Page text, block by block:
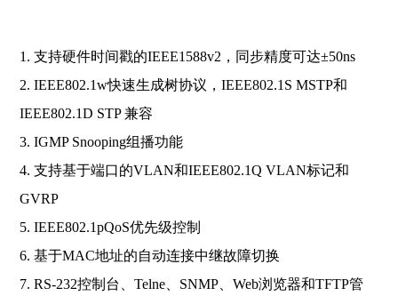
1. 支持硬件时间戳的IEEE1588v2，同步精度可达±50ns
2. IEEE802.1w快速生成树协议，IEEE802.1S MSTP和
IEEE802.1D STP 兼容
3. IGMP Snooping组播功能
4. 支持基于端口的VLAN和IEEE802.1Q VLAN标记和
GVRP
5. IEEE802.1pQoS优先级控制
6. 基于MAC地址的自动连接中继故障切换
7. RS-232控制台、Telne、SNMP、Web浏览器和TFTP管